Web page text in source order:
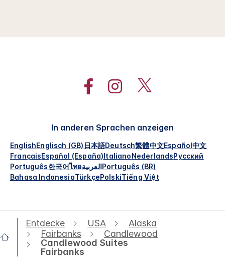
In anderen Sprachen anzeigen
EnglishEnglisch (GB) 日本語Deutsch繁體中文Español中文
FrançaisEspañol (España)ItalianoNederlandsРусский
Português한국어ไทยالعربيةPortuguês (BR)
Bahasa IndonesiaTürkçePolskiTiếng Việt
Entdecke USA
Alaska
Fairbanks
Candlewood
Candlewood Suites
Fairbanks